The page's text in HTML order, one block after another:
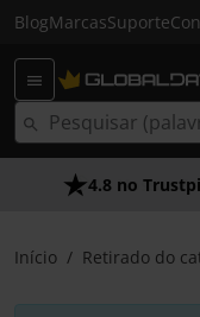
BlogMarcasSuporte
4.8 no
Início Retirado do